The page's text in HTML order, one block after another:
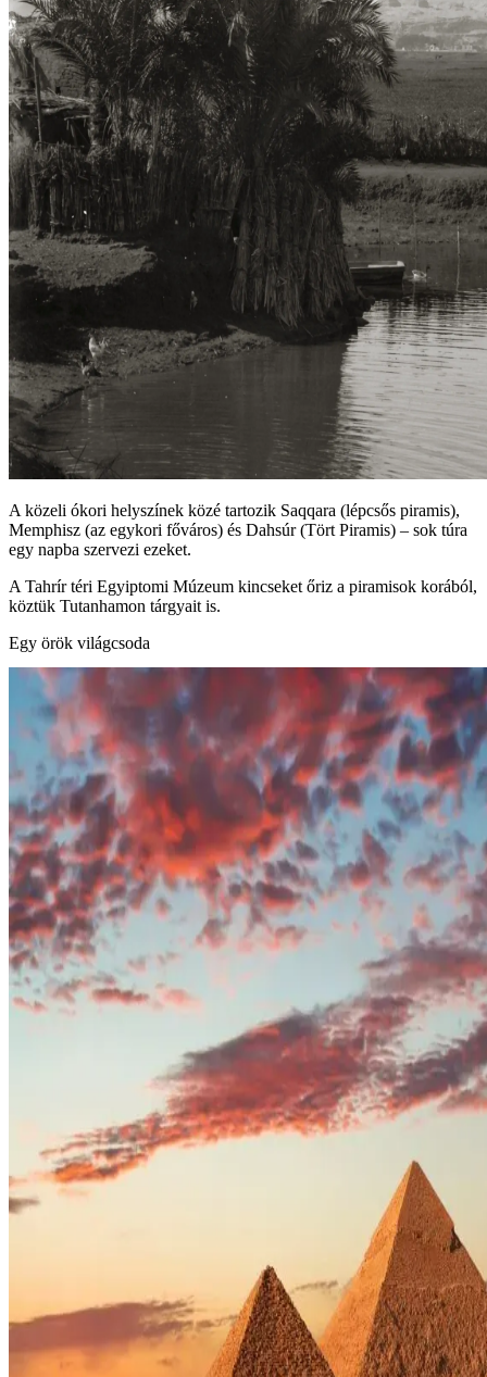
A közeli ókori helyszínek közé tartozik Saqqara (lépcsős piramis),
Memphisz (az egykori főváros) és Dahsúr (Tört Piramis) – sok túra
egy napba szervezi ezeket.
A Tahrír téri Egyiptomi Múzeum kincseket őriz a piramisok korából,
köztük Tutanhamon tárgyait is.
Egy örök világcsoda